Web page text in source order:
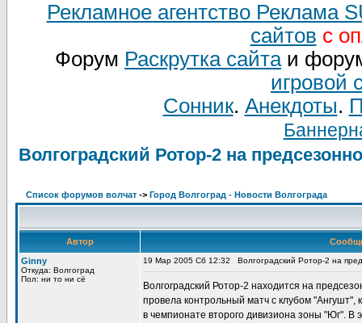
Рекламное агентство Реклама
сайтов с
Форум Раскрутка сайтаи
игровой
Сонник. Анекдоты.
Волгоградский Ротор-2 на
Список форумов волчат -> Город Волгоград - Новости Волгограда
Автор
Ginny
Откуда: Волгоград
Пол: ни то ни сё
19 Мар 2005 Сб 12:32 Волгоградский Ротор-2 на
Волгоградский Ротор-2 находится на
провела контрольный матч с клубом "Ангушт",
в чемпионате второго дивизиона зоны "Юг". В